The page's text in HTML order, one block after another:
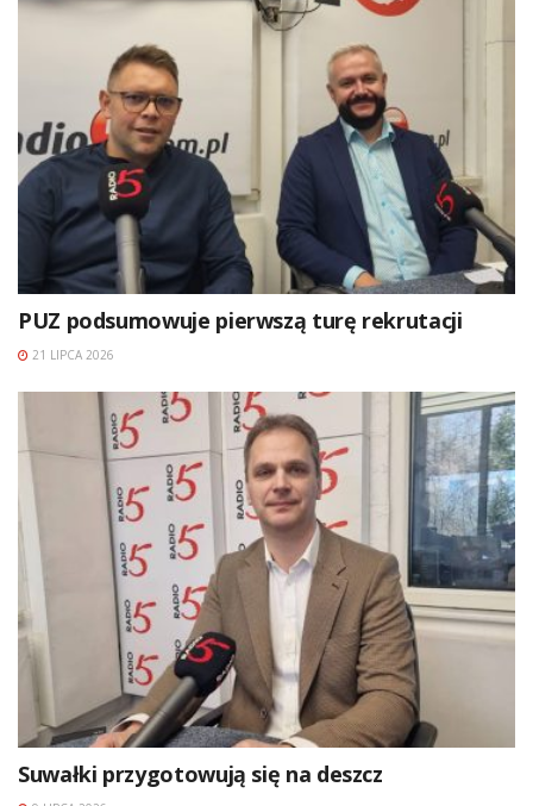
PUZ podsumowuje pierwszą turę rekrutacji
21 LIPCA 2026
Suwałki przygotowują się na deszcz